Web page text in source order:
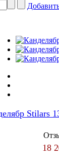
Stilars
18